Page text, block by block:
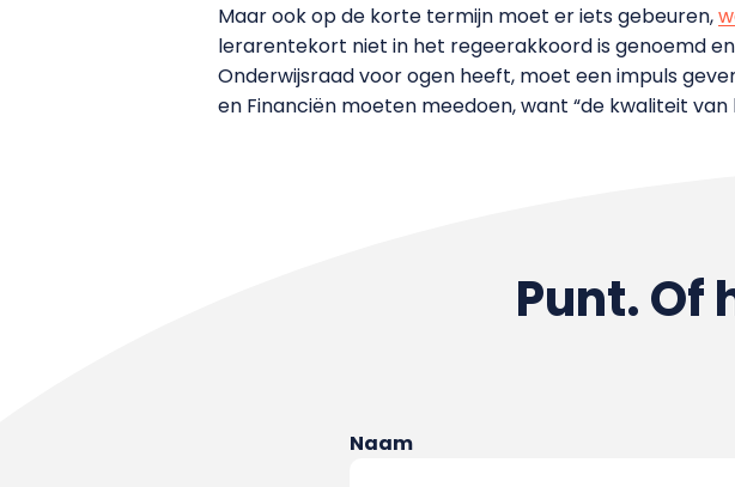
Maar ook op de korte termijn moet er iets gebeuren,
lerarentekort niet in het regeerakkoord is genoemd
Onderwijsraad voor ogen heeft, moet een impuls
en Financiën moeten meedoen, want “de kwaliteit
Punt. Of
Naam